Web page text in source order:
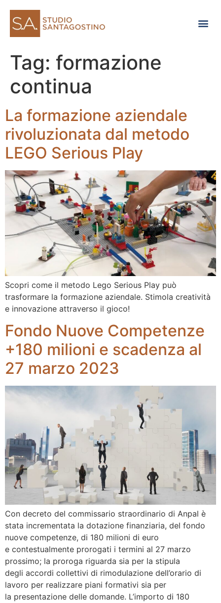
Tag: formazione
continua
La formazione aziendale
rivoluzionata dal metodo
LEGO Serious Play
Scopri come il metodo Lego Serious Play può
trasformare la formazione aziendale. Stimola creatività
e innovazione attraverso il gioco!
Fondo Nuove Competenze
+180 milioni e scadenza al
27 marzo 2023
Con decreto del commissario straordinario di Anpal è
stata incrementata la dotazione finanziaria, del fondo
nuove competenze, di 180 milioni di euro
e contestualmente prorogati i termini al 27 marzo
prossimo; la proroga riguarda sia per la stipula
degli accordi collettivi di rimodulazione dell’orario di
lavoro per realizzare piani formativi sia per
la presentazione delle domande. L’importo di 180